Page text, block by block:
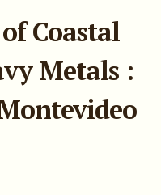
Coastal
Metals :